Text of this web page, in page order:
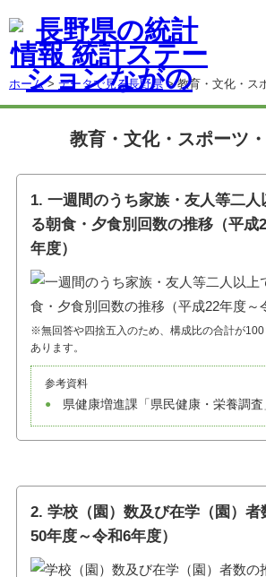
ホーム> データで見る長野県> 教育・文化・ス
教育・文化・スポーツ
1. 一週間のうち家族・友人等二人
る朝食・夕食別回数の推移（平成
年度）
※無回答や四捨五入のため、構成比の合計が
あります。
参考資料
県健康増進課「県民健康・栄養調査
2. 学校（園）数及び在学（園）者
50年度～令和6年度）